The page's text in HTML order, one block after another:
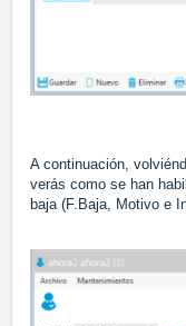
A continuación,
verás como se han
baja (F.Baja, Motivo e